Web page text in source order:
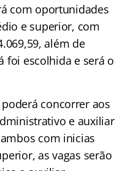
com oportunidades
e superior, com
além de
foi escolhida e será o
concorrer aos
e auxiliar
com inicias
as vagas serão